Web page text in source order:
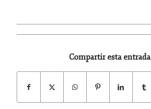
Compartir esta entrada